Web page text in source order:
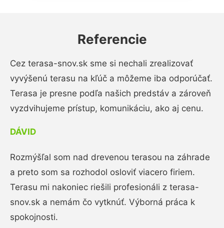
Referencie
Cez terasa-snov.sk sme si nechali zrealizovať
vyvýšenú terasu na kľúč a môžeme iba odporúčať.
Terasa je presne podľa našich predstáv a zároveň
vyzdvihujeme prístup, komunikáciu, ako aj cenu.
DÁVID
Rozmýšľal som nad drevenou terasou na záhrade
a preto som sa rozhodol osloviť viacero firiem.
Terasu mi nakoniec riešili profesionáli z terasa-
snov.sk a nemám čo vytknúť. Výborná práca k
spokojnosti.